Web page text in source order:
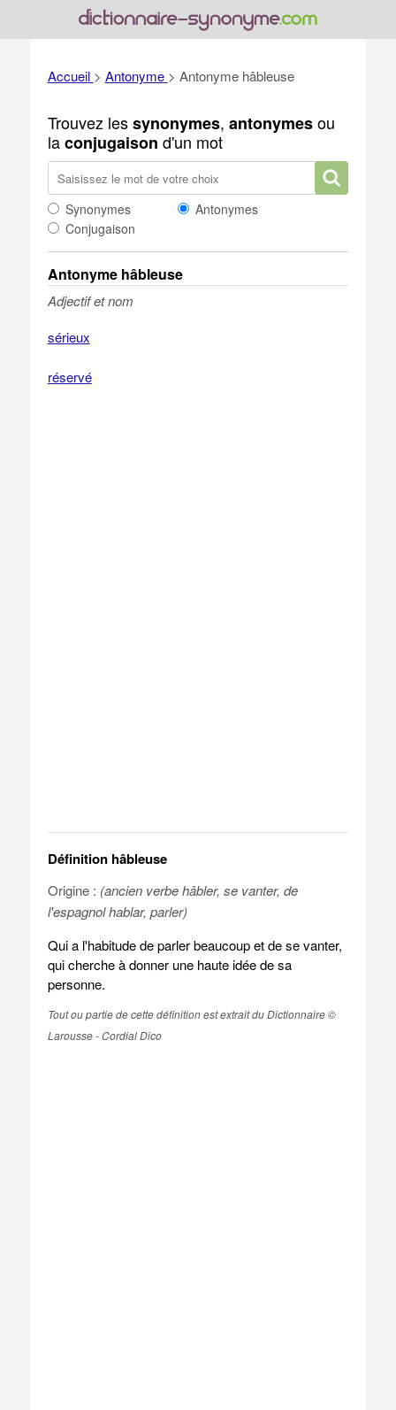
Accueil > Antonyme > Antonyme hâbleuse
Trouvez lessynonymes, antonymesou
laconjugaison d'un mot
Synonymes
Antonymes
Conjugaison
Antonyme hâbleuse
Adjectif et nom
sérieux
réservé
Définition hâbleuse
Origine : (ancien verbe hâbler, se vanter, de
l'espagnol hablar, parler)
Qui a l'habitude de parler beaucoup et de se vanter,
qui cherche à donner une haute idée de sa
personne.
Tout ou partie de cette définition est extrait du Dictionnaire ©
Larousse - Cordial Dico